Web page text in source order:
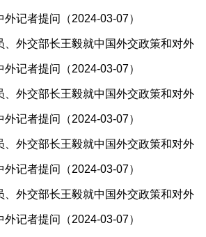
记者提问（2024-03-07）
、外交部长王毅就中国外交政策和对外
记者提问（2024-03-07）
、外交部长王毅就中国外交政策和对外
记者提问（2024-03-07）
、外交部长王毅就中国外交政策和对外
记者提问（2024-03-07）
、外交部长王毅就中国外交政策和对外
记者提问（2024-03-07）